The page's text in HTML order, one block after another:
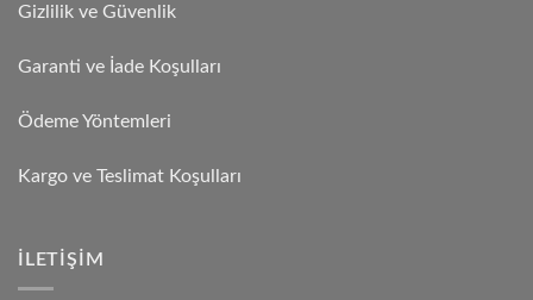
Gizlilik ve Güvenlik
Garanti ve İade Koşulları
Ödeme Yöntemleri
Kargo ve Teslimat Koşulları
İLETIŞIM